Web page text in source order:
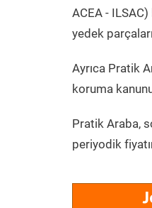
ACEA -
yedek
Ayrıca Pratik
koruma
Pratik Araba,
periyodik